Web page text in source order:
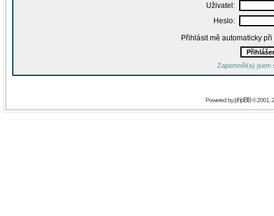
Uživatel:
Heslo:
Přihlásit mě automaticky
Zapomněl(a) jsem
Powered byphpBB© 2001,